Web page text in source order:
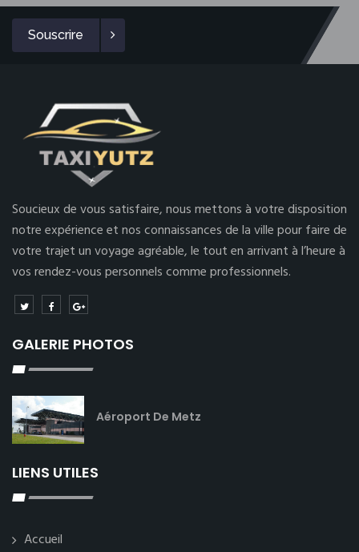
Souscrire
Soucieux de vous satisfaire, nous mettons à votre disposition
notre expérience et nos connaissances de la ville pour faire de
votre trajet un voyage agréable, le tout en arrivant à l’heure à
vos rendez-vous personnels comme professionnels.
GALERIE PHOTOS
Aéroport De Metz
LIENS UTILES
Accueil